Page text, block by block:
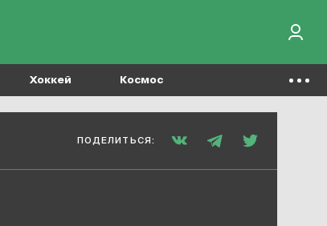
Хоккей Космос
ПОДЕЛИТЬСЯ: